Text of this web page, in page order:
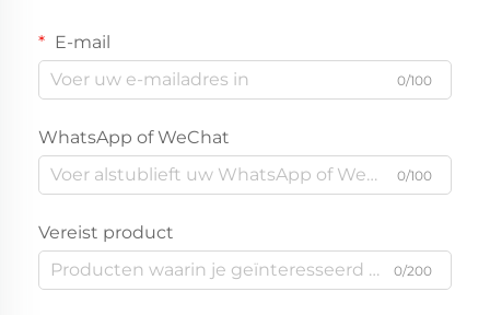
E-mail
0/100
WhatsApp of WeChat
0/100
Vereist product
0/200